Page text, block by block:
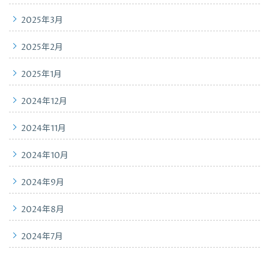
2025年3月
2025年2月
2025年1月
2024年12月
2024年11月
2024年10月
2024年9月
2024年8月
2024年7月